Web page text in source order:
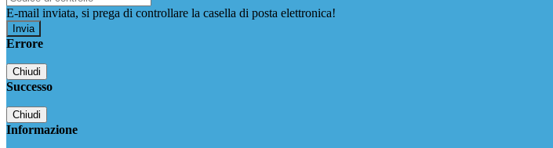
E-mail inviata, si prega di controllare la casella di posta elettronica!
Errore
Chiudi
Successo
Chiudi
Informazione